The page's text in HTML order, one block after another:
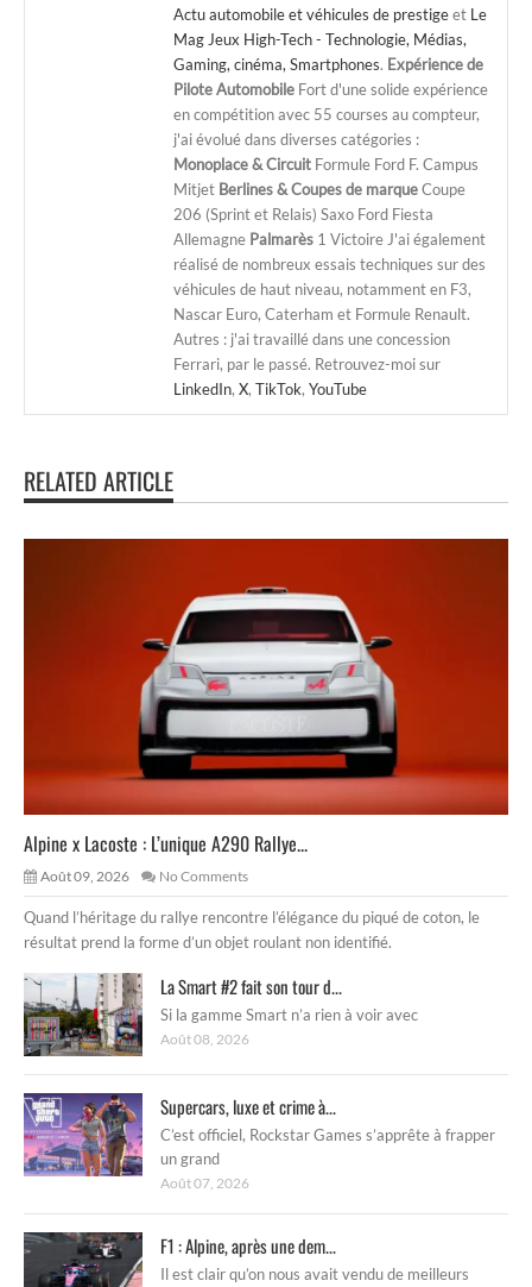
Actu automobile et véhicules de prestigeet Le
Mag Jeux High-Tech - Technologie, Médias,
Gaming, cinéma, Smartphones. Expérience de
Pilote Automobile Fort d'une solide expérience
en compétition avec 55 courses au compteur,
j'ai évolué dans diverses catégories :
Monoplace & Circuit Formule Ford F. Campus
Mitjet Berlines & Coupes de marqueCoupe
206 (Sprint et Relais) Saxo Ford Fiesta
Allemagne Palmarès 1 Victoire J'ai également
réalisé de nombreux essais techniques sur des
véhicules de haut niveau, notamment en F3,
Nascar Euro, Caterham et Formule Renault.
Autres : j'ai travaillé dans une concession
Ferrari, par le passé. Retrouvez-moi sur
LinkedIn, X, TikTok, YouTube
RELATED ARTICLE
Alpine x Lacoste : L’unique A290 Rallye...
Août 09, 2026 No Comments
Quand l’héritage du rallye rencontre l’élégance du piqué de coton, le
résultat prend la forme d’un objet roulant non identifié.
La Smart #2 fait son tour d...
Si la gamme Smart n’a rien à voir avec
Août 08, 2026
Supercars, luxe et crime à...
C’est officiel, Rockstar Games s’apprête à frapper
un grand
Août 07, 2026
F1 : Alpine, après une dem...
Il est clair qu’on nous avait vendu de meilleurs